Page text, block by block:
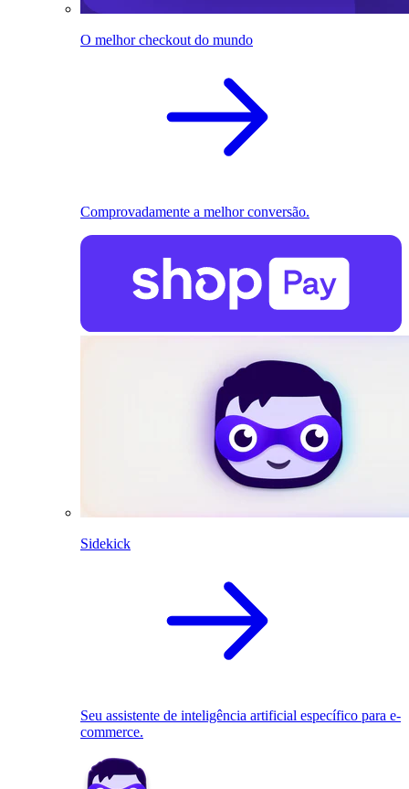
O melhor checkout do mundo
Comprovadamente a melhor conversão.
Sidekick
Seu assistente de inteligência artificial específico para e-
commerce.